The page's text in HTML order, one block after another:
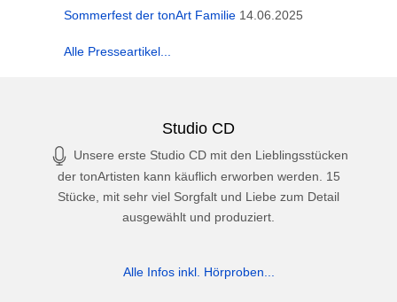
Sommerfest der tonArt Familie 14.06.2025
Alle Presseartikel...
Studio CD
Unsere erste Studio CD mit den Lieblingsstücken
der tonArtisten kann käuflich erworben werden. 15
Stücke, mit sehr viel Sorgfalt und Liebe zum Detail
ausgewählt und produziert.
Alle Infos inkl. Hörproben...